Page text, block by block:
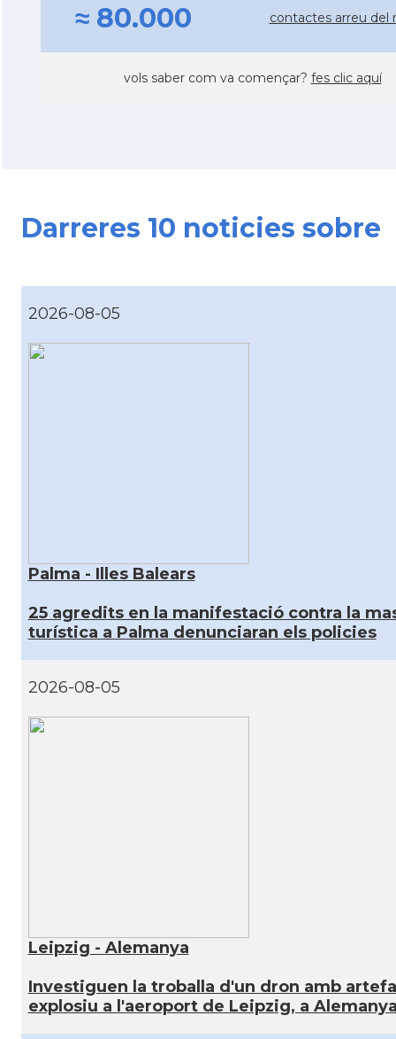
≈ 80.000 contactes arreu del
vols saber com va començar? fes clic aquí
Darreres 10 noticies sobre
2026-08-05
Palma - Illes Balears
25 agredits en la manifestació contra la
turística a Palma denunciaran els policies
2026-08-05
Leipzig - Alemanya
Investiguen la troballa d'un dron amb
explosiu a l'aeroport de Leipzig, a